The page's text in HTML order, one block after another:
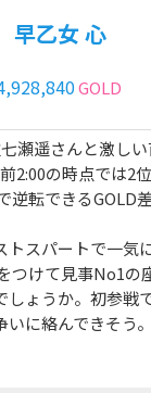
早乙女 心
GOLD
瀬遥さんと激しい
2:00の時点では2
逆転できるGOLD差
トスパートで一気
つけて見事No1の
しょうか。初参戦
に絡んできそう